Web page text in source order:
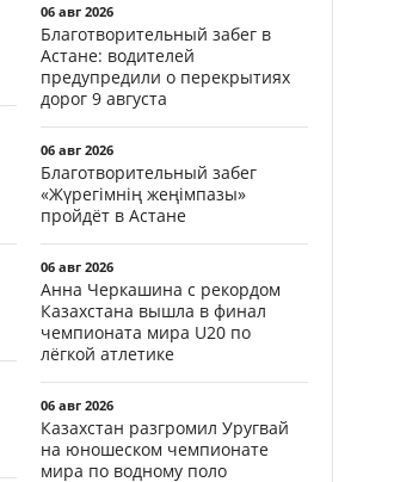
06 авг 2026
Благотворительный забег в
Астане: водителей
предупредили о перекрытиях
дорог 9 августа
06 авг 2026
Благотворительный забег
«Жүрегімнің жеңімпазы»
пройдёт в Астане
06 авг 2026
Анна Черкашина с рекордом
Казахстана вышла в финал
чемпионата мира U20 по
лёгкой атлетике
06 авг 2026
Казахстан разгромил Уругвай
на юношеском чемпионате
мира по водному поло